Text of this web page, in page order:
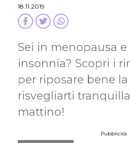
18.11.2019
Sei in menopausa e
insonnia? Scopri i
per riposare bene
risvegliarti
mattino!
Pubblicità